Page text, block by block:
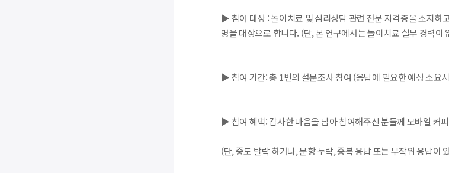
▶ 참여 대상 : 놀이치료 및 심리상담 관련 전문 자격증을 소지하
명을 대상으로 합니다. (단, 본 연구에서는 놀이치료 실무 경력
▶ 참여 기간: 총 1번의 설문조사 참여 (응답에 필요한 예상 소요
▶ 참여 혜택: 감사한 마음을 담아 참여해주신 분들께 모바일 커
(단, 중도 탈락 하거나, 문항 누락, 중복 응답 또는 무작위 응답이